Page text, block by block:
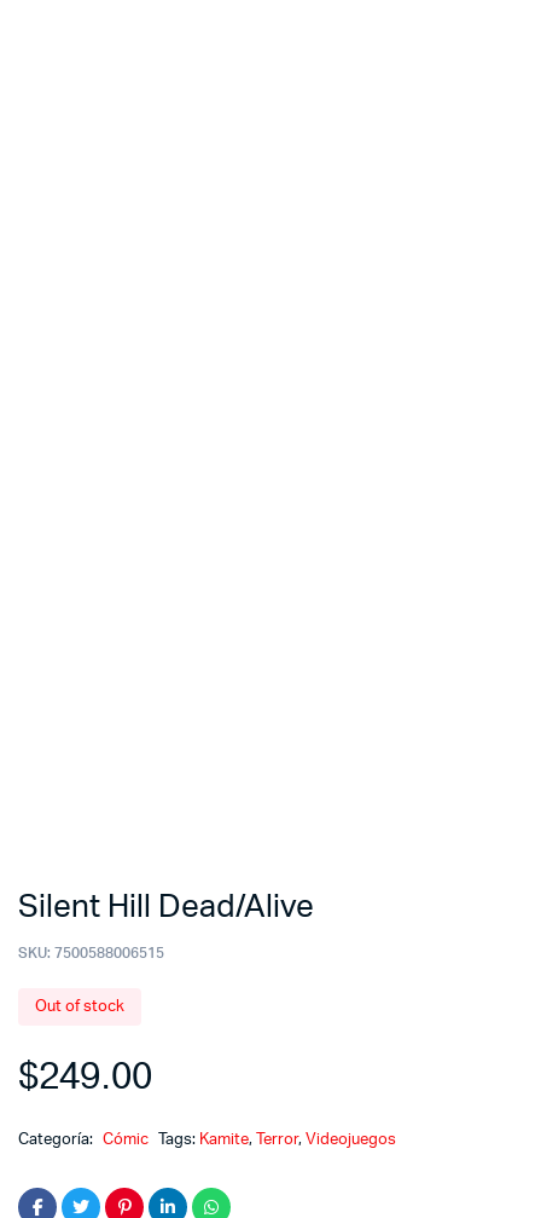
Silent Hill Dead/Alive
SKU: 7500588006515
Out of stock
$249.00
Categoría: Cómic Tags: Kamite, Terror, Videojuegos